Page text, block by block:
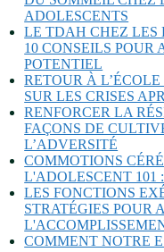
ADOLESCENTS
LE TDAH CHEZ LES
10 CONSEILS POUR
POTENTIEL
RETOUR À
SUR LES CRISES
RENFORCER LA
FAÇONS DE
L’ADVERSITÉ
COMMOTIONS
L'ADOLESCENT 101
LES FONCTIONS
STRATÉGIES POUR
COMMENT NOTRE